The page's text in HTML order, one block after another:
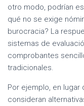
otro modo, podrían
qué no se exige
burocracia? La
sistemas de
comprobantes
tradicionales.
Por ejemplo, en lugar
consideran